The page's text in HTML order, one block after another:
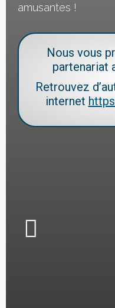
amusantes !
Nous vous
partenariat
Retrouvez
internet